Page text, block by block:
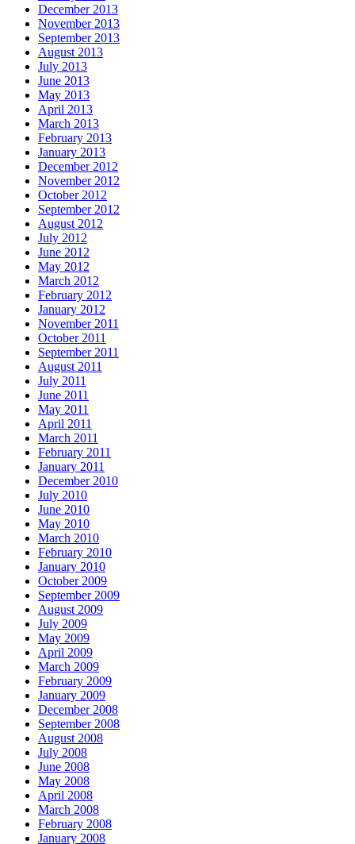
December 2013
November 2013
September 2013
August 2013
July 2013
June 2013
May 2013
April 2013
March 2013
February 2013
January 2013
December 2012
November 2012
October 2012
September 2012
August 2012
July 2012
June 2012
May 2012
March 2012
February 2012
January 2012
November 2011
October 2011
September 2011
August 2011
July 2011
June 2011
May 2011
April 2011
March 2011
February 2011
January 2011
December 2010
July 2010
June 2010
May 2010
March 2010
February 2010
January 2010
October 2009
September 2009
August 2009
July 2009
May 2009
April 2009
March 2009
February 2009
January 2009
December 2008
September 2008
August 2008
July 2008
June 2008
May 2008
April 2008
March 2008
February 2008
January 2008